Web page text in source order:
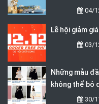
04/
Lễ hội giảm
03/
Những mẫu
không thể bỏ
30/